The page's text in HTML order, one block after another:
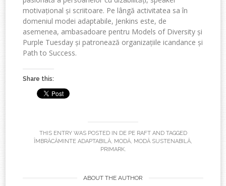
motivațional și scriitoare. Pe lângă activitatea sa în
domeniul modei adaptabile, Jenkins este, de
asemenea, ambasadoare pentru Models of Diversity și
Purple Tuesday și patronează organizațiile icandance și
Path to Success.
Share this:
THIS ENTRY WAS POSTED IN DE PE RAFTAND TAGGED
ÎMBRĂCĂMINTE ADAPTABILĂ, MODĂ, MODĂ SUSTENABILĂ,
PRIMARK.
ABOUT THE AUTHOR